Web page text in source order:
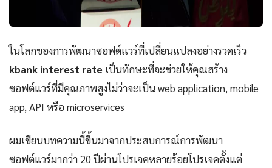
ในโลกของการพัฒนาซอฟต์แวร์ที่เปลี่ยนแปลงอย่างรวดเร็ว
kbank interest rate เป็นทักษะที่จะช่วยให้คุณสร้าง
ซอฟต์แวร์ที่มีคุณภาพสูงไม่ว่าจะเป็น web application, mobile
app, API หรือ microservices
ผมเขียนบทความนี้ขึ้นมาจากประสบการณ์การพัฒนา
ซอฟต์แวร์มากว่า 20 ปีผ่านโปรเจคหลายร้อยโปรเจคตั้งแต่